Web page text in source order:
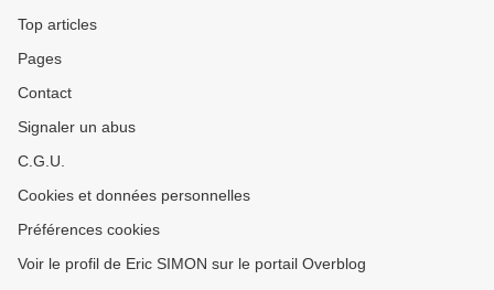
Top articles
Pages
Contact
Signaler un abus
C.G.U.
Cookies et données personnelles
Préférences cookies
Voir le profil de Eric SIMON sur le portail Overblog